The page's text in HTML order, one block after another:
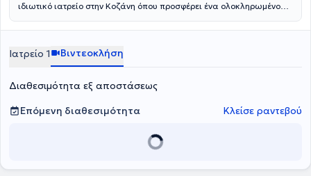
ιδιωτικό ιατρείο στην Κοζάνη όπου προσφέρει ένα ολοκληρωμένο
χειρουργικές λύσεις για διάφορες παθήσεις. Η προσέγγισή του
διασφαλίζοντας ότι θα λάβει την καλύτερη δυνατή θεραπεία και
υποστήριξη καθ' όλη τη διάρκεια της χειρουργικής διαδικασίας.
Ιατρείο 1 Βιντεοκλήση
Διαθεσιμότητα εξ αποστάσεως
Επόμενη διαθεσιμότητα
Κλείσε ραντεβού